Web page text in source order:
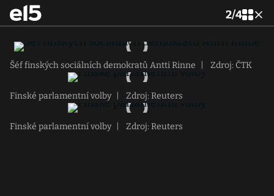
2/4
Šéf finských sociálních demokratů Antti Rinne Zdroj: ČTK
Finské parlamentní volby Zdroj: Reuters
Finské parlamentní volby Zdroj: Reuters